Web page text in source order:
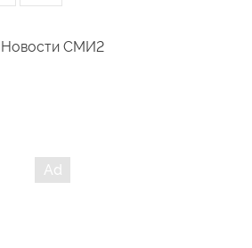
Новости СМИ2